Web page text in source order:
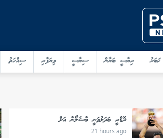
ޚަބަރު ރިޔާސީ ބަޔާން ސިޔާސީ ވިޔަފާރި ސިއްހަތު
ރޮޑްރީ ބަދަލުވަނީ ބާސެލޯނާ އަށް
21 hours ago